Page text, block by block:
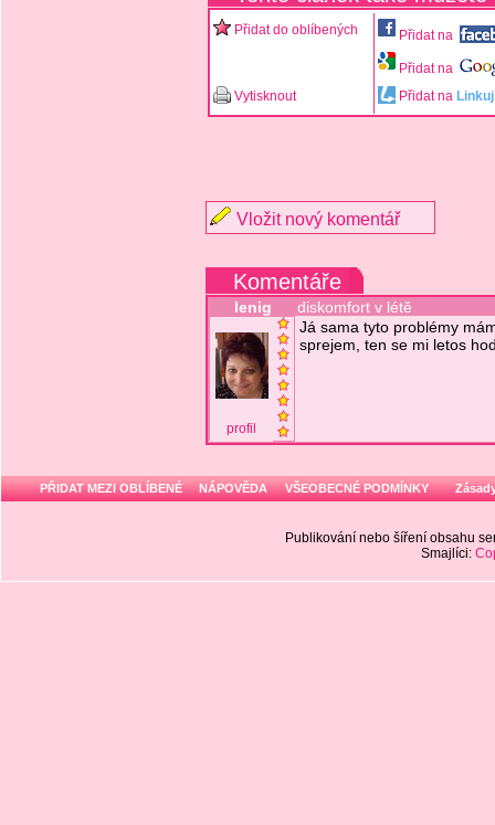
Přidat do oblíbených Přidat na
Přidat na
Vytisknout
Přidat na Linkuj
Vložit nový komentář
Komentáře
lenig diskomfort v létě
profil
Já sama tyto problémy
sprejem, ten se mi letos
PŘIDAT MEZI OBLÍBENÉ NÁPOVĚDA VŠEOBECNÉ PODMÍNKY
Publikování nebo šíření obsahu
Smajlíci: